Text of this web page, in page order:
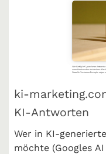
ki-
KI-Antworten
Wer in KI-
möchte (Googles